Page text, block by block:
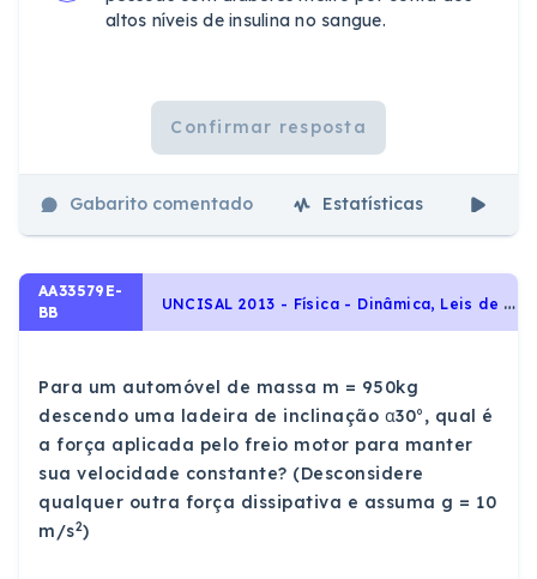
altos níveis de insulina no sangue.
Confirmar resposta
Gabarito comentado Estatísticas
AA33579E-
BB
U
NCISAL 2013 - Física - Dinâmica, Leis de Newton
Para um automóvel de massa m = 950kg
descendo uma ladeira de inclinação α30°, qual é
a força aplicada pelo freio motor para manter
sua velocidade constante? (Desconsidere
qualquer outra força dissipativa e assuma g = 10
m/s2)